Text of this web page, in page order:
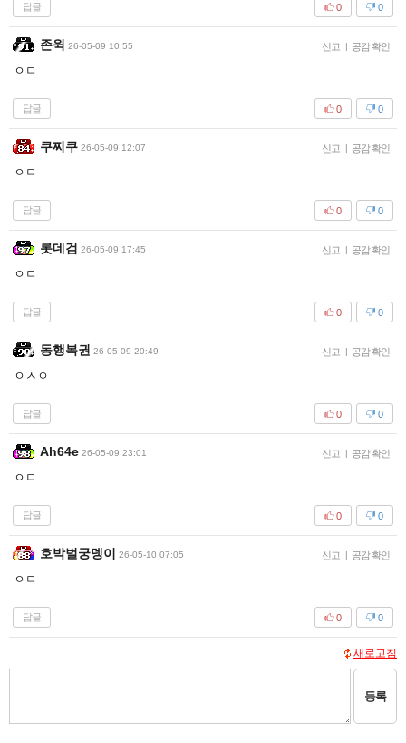
답글 0
0
존윅 26-05-09 10:55 신고 | 공감 확인
ㅇㄷ
답글 0
0
쿠찌쿠 26-05-09 12:07 신고 | 공감 확인
ㅇㄷ
답글 0
0
롯데검 26-05-09 17:45 신고 | 공감 확인
ㅇㄷ
답글 0
0
동행복권 26-05-09 20:49 신고 | 공감 확인
ㅇㅅㅇ
답글 0
0
Ah64e 26-05-09 23:01 신고 | 공감 확인
ㅇㄷ
답글 0
0
호박벌궁뎅이 26-05-10 07:05 신고 | 공감 확인
ㅇㄷ
답글 0
0
새로고침
등록